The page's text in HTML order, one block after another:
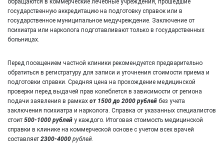
обращаются в коммерческие лечебные учреждения, прошедшие
государственную аккредитацию на подготовку справок или в
государственное муниципальное медучреждение. Заключение от
психиатра или нарколога подготавливают только в государственных
больницах.
Перед посещением частной клиники рекомендуется предварительно
обратиться в регистратуру для записи и уточнения стоимости приема и
подготовки справки. Средняя цена на прохождение медицинской
проверки перед выдачей прав колеблется в зависимости от региона
подачи заявления в рамках от 1500 до 2000 рублей без учета
заключения психиатра и нарколога. Справка от указанных специалистов
стоит 500-1000 рублей у каждого. Итоговая стоимость медицинской
справки в клинике на коммерческой основе с учетом всех врачей
составляет 2300-4000 рублей.